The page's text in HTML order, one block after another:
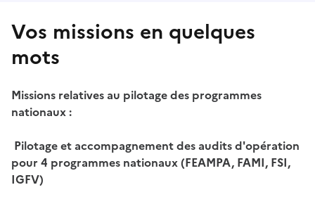
Vos missions en quelques
mots
Missions relatives au pilotage des programmes
nationaux :
Pilotage et accompagnement des audits d'opération
pour 4 programmes nationaux (FEAMPA, FAMI, FSI,
IGFV)